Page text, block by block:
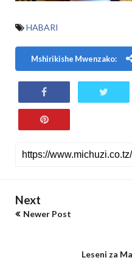
HABARI
Mshirikishe Mwenzako:
Next
Newer Post
Leseni za